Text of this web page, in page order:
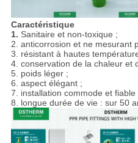
Caractéristique
1. Sanitaire et non-toxique ;
2. anticorrosion et ne mesurant
3. résistant à hautes
4. conservation de la chaleur et
5. poids léger ;
6. aspect élégant ;
7. installation commode et fiable
8. longue durée de vie : sur 50